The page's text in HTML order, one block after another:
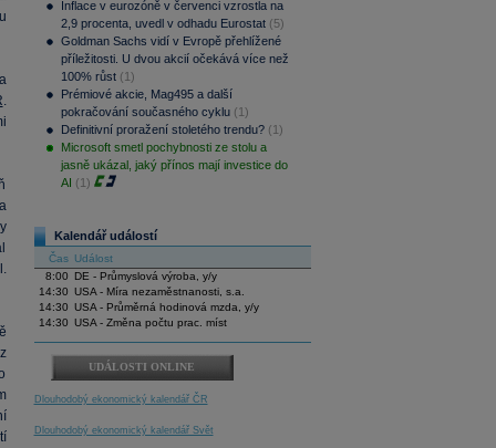
.
Inflace v eurozóně v červenci vzrostla na
2,9 procenta, uvedl v odhadu Eurostat (5)
Goldman Sachs vidí v Evropě přehlížené
příležitosti. U dvou akcií očekává více než
100% růst (1)
Prémiové akcie, Mag495 a další
pokračování současného cyklu (1)
Definitivní proražení stoletého trendu? (1)
Microsoft smetl pochybnosti ze stolu a
jasně ukázal, jaký přínos mají investice do
AI (1)
Kalendář událostí
Čas Událost
8:00
DE - Průmyslová výroba, y/y
14:30 USA - Míra nezaměstnanosti, s.a.
14:30 USA - Průměrná hodinová mzda, y/y
14:30 USA - Změna počtu prac. míst
UDÁLOSTI ONLINE
Dlouhodobý ekonomický kalendář ČR
Dlouhodobý ekonomický kalendář Svět